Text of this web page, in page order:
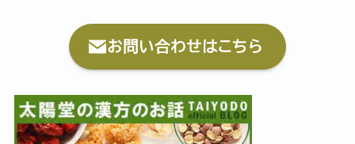
お問い合わせはこちら